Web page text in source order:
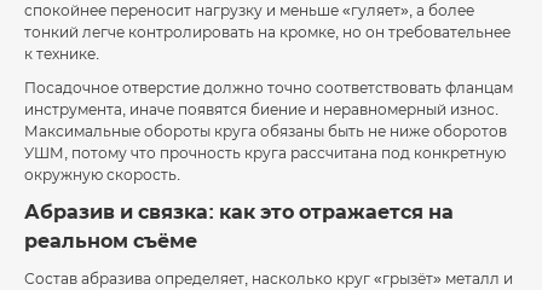
спокойнее переносит нагрузку и меньше «гуляет», а более
тонкий легче контролировать на кромке, но он требовательнее
к технике.
Посадочное отверстие должно точно соответствовать фланцам
инструмента, иначе появятся биение и неравномерный износ.
Максимальные обороты круга обязаны быть не ниже оборотов
УШМ, потому что прочность круга рассчитана под конкретную
окружную скорость.
Абразив и связка: как это отражается на
реальном съёме
Состав абразива определяет, насколько круг «грызёт» металл и